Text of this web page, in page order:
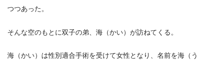
つつあった。
そんな空のもとに双子の弟、海（かい）が訪ねてくる。
海（かい）は性別適合手術を受けて女性となり、名前を海（う